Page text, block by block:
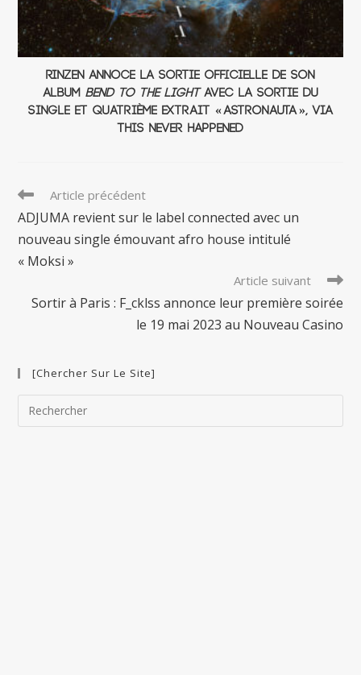
Rinzen annoce la sortie officielle de son
album Bend to the Lightavec la sortie du
single et quatrième extrait « Astronauta », via
This Never Happened
Read
more
articles
Article précédent
ADJUMA revient sur le label connected avec un
nouveau single émouvant afro house intitulé
« Moksi »
Article suivant
Sortir à Paris : F_cklss annonce leur première soirée
le 19 mai 2023 au Nouveau Casino
[Chercher Sur Le Site]